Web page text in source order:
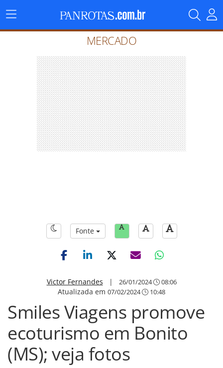
Menu
Principal
MERCADO
Fonte
Victor Fernandes | 26/01/2024 08:06
Atualizada em 07/02/2024 10:48
Smiles Viagens promove
ecoturismo em Bonito
(MS); veja fotos